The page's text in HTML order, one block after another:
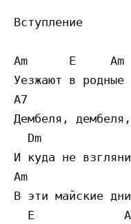
Вступление
Am      E     Am
Уезжают в родные
A7
Дембеля,
И куда не
Am
В эти майские дни
E